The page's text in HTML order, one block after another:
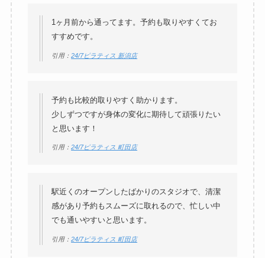
1ヶ月前から通ってます。予約も取りやすくてお
すすめです。
引用：24/7ピラティス 新潟店
予約も比較的取りやすく助かります。
少しずつですが身体の変化に期待して頑張りたい
と思います！
引用：24/7ピラティス 町田店
駅近くのオープンしたばかりのスタジオで、清潔
感があり予約もスムーズに取れるので、忙しい中
でも通いやすいと思います。
引用：24/7ピラティス 町田店